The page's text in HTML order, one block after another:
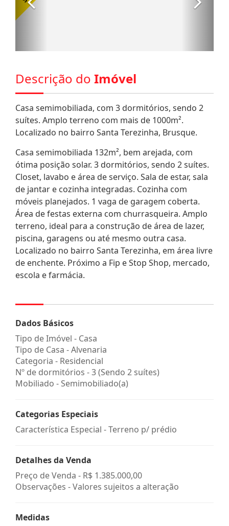
Descrição do Imóvel
Casa semimobiliada, com 3 dormitórios, sendo 2
suítes. Amplo terreno com mais de 1000m².
Localizado no bairro Santa Terezinha, Brusque.
Casa semimobiliada 132m², bem arejada, com
ótima posição solar. 3 dormitórios, sendo 2 suítes.
Closet, lavabo e área de serviço. Sala de estar, sala
de jantar e cozinha integradas. Cozinha com
móveis planejados. 1 vaga de garagem coberta.
Área de festas externa com churrasqueira. Amplo
terreno, ideal para a construção de área de lazer,
piscina, garagens ou até mesmo outra casa.
Localizado no bairro Santa Terezinha, em área livre
de enchente. Próximo a Fip e Stop Shop, mercado,
escola e farmácia.
Dados Básicos
Tipo de Imóvel - Casa
Tipo de Casa - Alvenaria
Categoria - Residencial
Nº de dormitórios - 3 (Sendo 2 suítes)
Mobiliado - Semimobiliado(a)
Categorias Especiais
Característica Especial - Terreno p/ prédio
Detalhes da Venda
Preço de Venda - R$ 1.385.000,00
Observações - Valores sujeitos a alteração
Medidas